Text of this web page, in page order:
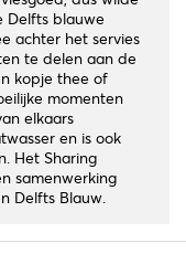
Delfts blauwe
achter het servies
te delen aan de
kopje thee of
momenten
elkaars
en is ook
Het Sharing
samenwerking
Delfts Blauw.